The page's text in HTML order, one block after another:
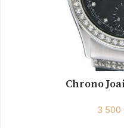
Chrono
3 500